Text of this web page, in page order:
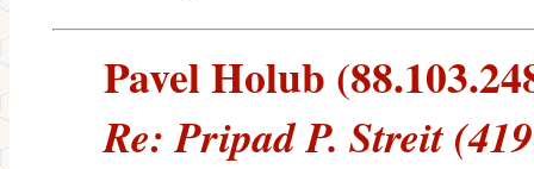
Pavel Holub
Re: Pripad P. Streit